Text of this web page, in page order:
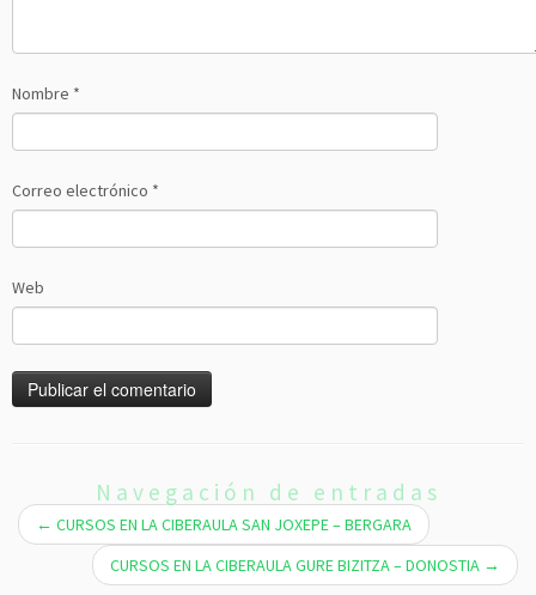
Nombre *
Correo electrónico *
Web
Navegación de entradas
← CURSOS EN LA CIBERAULA SAN JOXEPE – BERGARA
CURSOS EN LA CIBERAULA GURE BIZITZA – DONOSTIA →